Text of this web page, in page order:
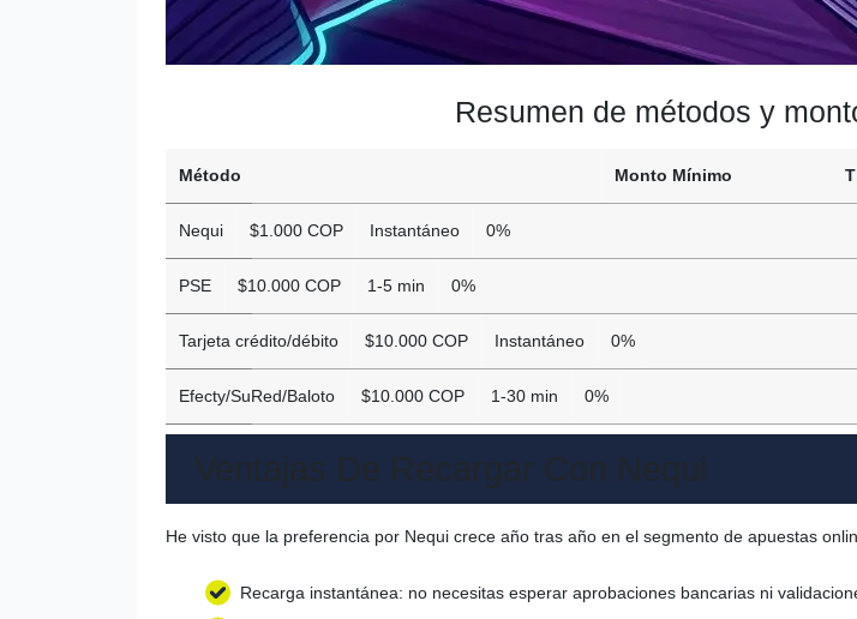
Resumen de métodos y
Método Monto Mínimo
Nequi $1.000 COP Instantáneo 0%
PSE $10.000 COP 1-5 min 0%
Tarjeta crédito/débito $10.000 COP Instantáneo 0%
Efecty/SuRed/Baloto $10.000 COP 1-30 min 0%
Ventajas De Recargar Con Nequi
He visto que la preferencia por Nequi crece año tras año en el segmento de apuestas
Recarga instantánea: no necesitas esperar aprobaciones bancarias ni